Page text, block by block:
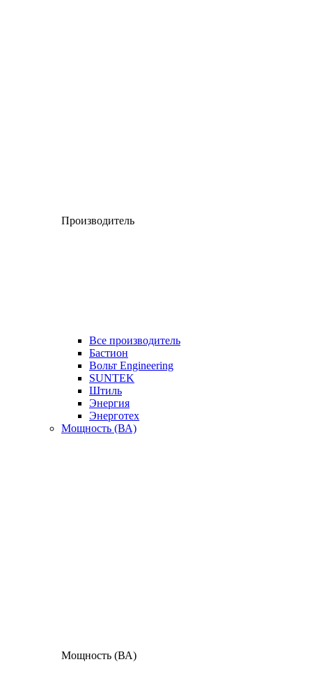
Производитель
Все производитель
Бастион
Вольт Engineering
SUNTEK
Штиль
Энергия
Энерготех
Мощность (ВА)
Мощность (ВА)